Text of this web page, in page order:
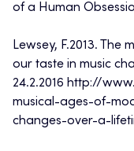
of a Human
Lewsey, F.2013. The
our taste in music
24.2.2016 http://
musical-ages-of-
changes-over-a-